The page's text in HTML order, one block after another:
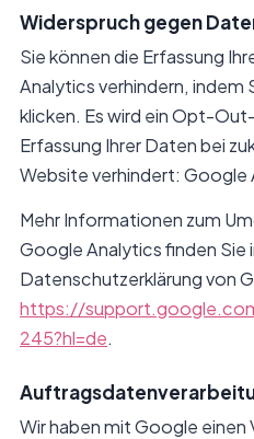
Widerspruch gegen
Sie können die Erfassung
Analytics verhindern, indem
klicken. Es wird ein Opt-
Erfassung Ihrer Daten bei
Website verhindert: Google
Mehr Informationen zum
Google Analytics finden Sie
Datenschutzerklärung von
https://
245?hl=de.
Wir haben mit Google einen